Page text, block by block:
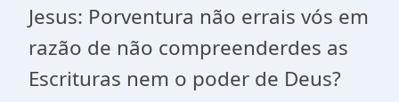
Jesus: Porventura não errais vós em
razão de não compreenderdes as
Escrituras nem o poder de Deus?